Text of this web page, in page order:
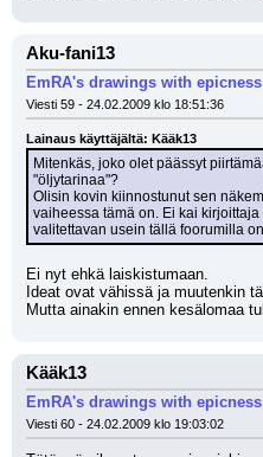
Aku-fani13
EmRA's drawings with
Viesti 59 - 24.02.2009 klo 18:51:36
Lainaus käyttäjältä: Kääk13
Mitenkäs, joko olet päässyt
"öljytarinaa"?
Olisin kovin kiinnostunut sen
vaiheessa tämä on. Ei kai
valitettavan usein tällä foorumilla
Ei nyt ehkä laiskistumaan.
Ideat ovat vähissä ja muutenkin
Mutta ainakin ennen kesälomaa
Kääk13
EmRA's drawings with
Viesti 60 - 24.02.2009 klo 19:03:02